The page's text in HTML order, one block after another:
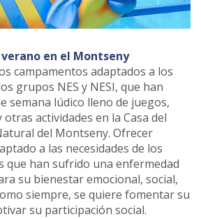
en el Montseny
campamentos adaptados a los
grupos NES y NESI, que han
semana lúdico lleno de juegos,
actividades en la Casa del
del Montseny. Ofrecer
a las necesidades de los
que han sufrido una enfermedad
su bienestar emocional, social,
siempre, se quiere fomentar su
su participación social.